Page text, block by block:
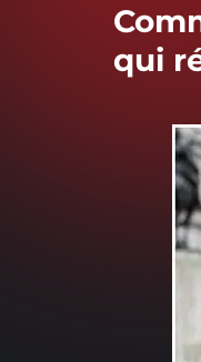
qui